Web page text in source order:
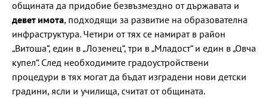
общината да придобие безвъзмездно от държавата и
девет имота, подходящи за развитие на образователна
инфраструктура. Четири от тях се намират в район
„Витоша“, един в „Лозенец“, три в „Младост“ и един в „Овча
купел“. След необходимите градоустройствени
процедури в тях могат да бъдат изградени нови детски
градини, ясли и училища, считат от общината.